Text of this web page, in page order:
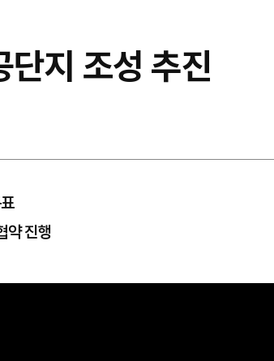
단지 조성 추진
약 진행